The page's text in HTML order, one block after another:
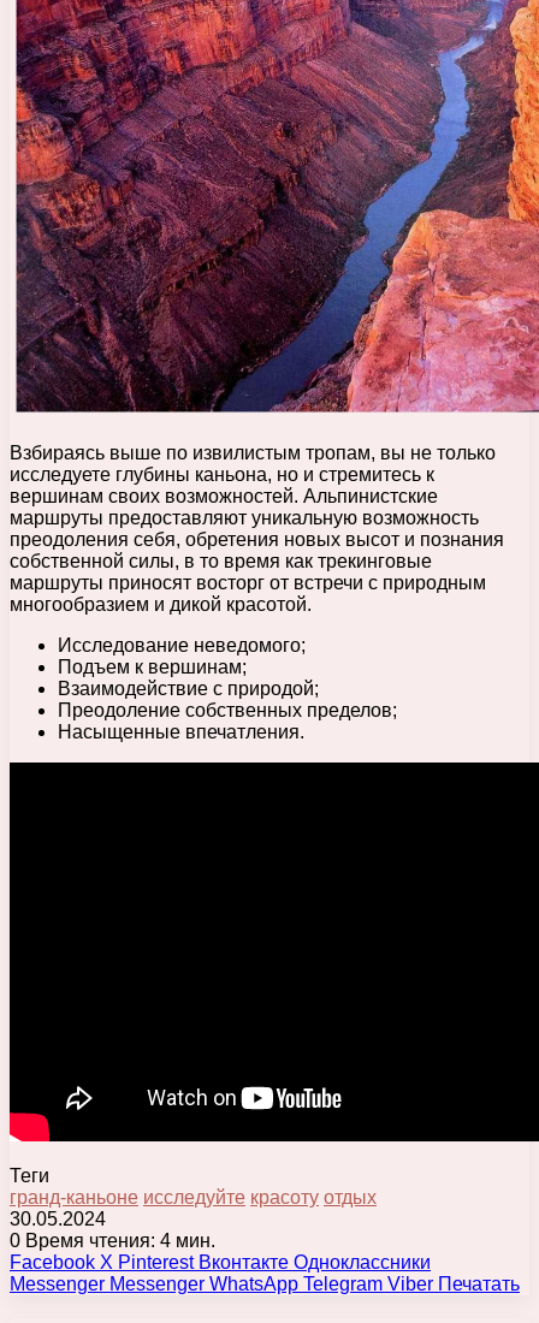
Взбираясь выше по извилистым тропам, вы не только
исследуете глубины каньона, но и стремитесь к
вершинам своих возможностей. Альпинистские
маршруты предоставляют уникальную возможность
преодоления себя, обретения новых высот и познания
собственной силы, в то время как трекинговые
маршруты приносят восторг от встречи с природным
многообразием и дикой красотой.
Исследование неведомого;
Подъем к вершинам;
Взаимодействие с природой;
Преодоление собственных пределов;
Насыщенные впечатления.
Теги
гранд-каньоне исследуйте красоту отдых
30.05.2024
0 Время чтения: 4 мин.
Facebook X Pinterest Вконтакте Одноклассники
Messenger Messenger WhatsApp Telegram Viber Печатать